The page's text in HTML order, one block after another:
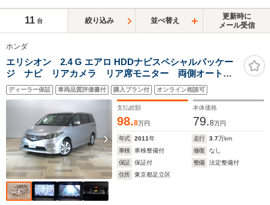
11 台 絞り込み 並べ替え
更新時に
メール受信
ホンダ
エリシオン 2.4 G エアロ HDDナビスペシャルパッケー
ジ ナビ リアカメラ リア席モニター 両側オートス
ライド コーナーセンサー HID ETC スマートキー
アルミ フォグ ベンチシート
ディーラー保証 車両品質評価書付 購入プラン付 オンライン相談可
支払総額
98.8万円
本体価格
79.8万円
年式 2011年 走行 3.7万km
車検
車検整備付 修復
なし
保証
保証付 整備
法定整備付
住所
東京都足立区